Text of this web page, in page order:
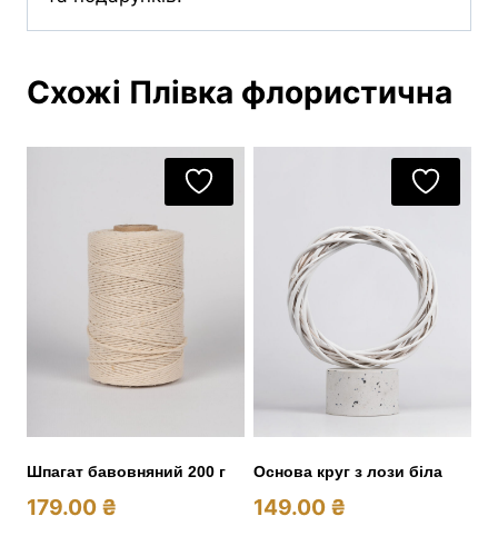
Схожі Плівка флористична
Шпагат бавовняний 200 г
179.00 ₴
Основа круг з лози біла
149.00 ₴